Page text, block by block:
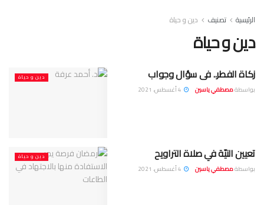
الرئيسية تصنيف دين و حياة
دين و حياة
دين و حياة زكاة الفطر.. فى سؤال وجواب
بواسطةمصطفي ياسين
دين و حياة تعيين النيّة في صلاة التراويح
بواسطةمصطفي ياسين